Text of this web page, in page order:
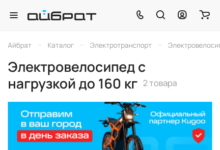
Айбрат – Каталог – Электротранспорт –
Электровелосипед с
нагрузкой до 160 кг 2 товара